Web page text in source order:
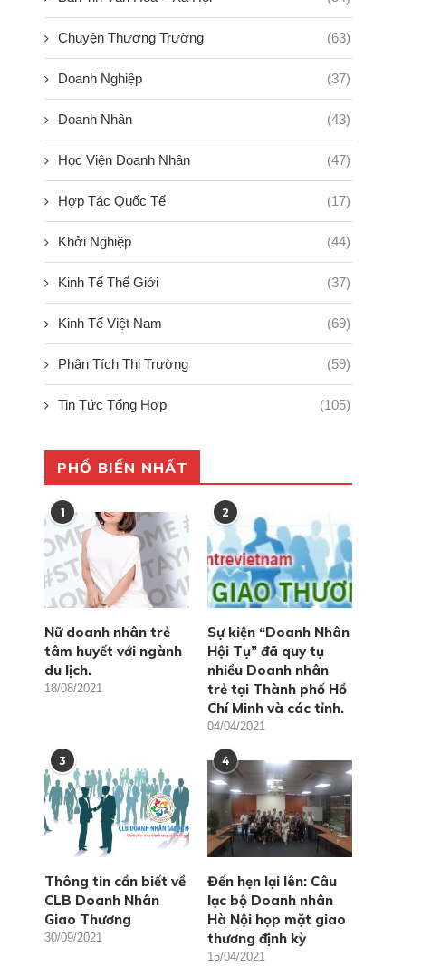
Chuyện Thương Trường (63)
Doanh Nghiệp (37)
Doanh Nhân (43)
Học Viện Doanh Nhân (47)
Hợp Tác Quốc Tế (17)
Khởi Nghiệp (44)
Kinh Tế Thế Giới (37)
Kinh Tế Việt Nam (69)
Phân Tích Thị Trường (59)
Tin Tức Tổng Hợp (105)
PHỔ BIẾN NHẤT
1
Nữ doanh nhân trẻ
tâm huyết với ngành
du lịch.
18/08/2021
2
Sự kiện “Doanh Nhân
Hội Tụ” đã quy tụ
nhiều Doanh nhân
trẻ tại Thành phố Hồ
Chí Minh và các tỉnh.
04/04/2021
3
Thông tin cần biết về
CLB Doanh Nhân
Giao Thương
30/09/2021
4
Đến hẹn lại lên: Câu
lạc bộ Doanh nhân
Hà Nội họp mặt giao
thương định kỳ
15/04/2021